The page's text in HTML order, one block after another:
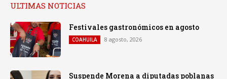
ULTIMAS NOTICIAS
Festivales gastronómicos en agosto
COAHUILA 8 agosto, 2026
Suspende Morena a diputadas poblanas